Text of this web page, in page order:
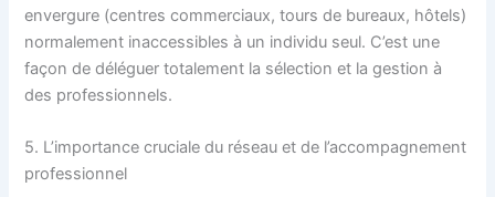
envergure (centres commerciaux, tours de bureaux, hôtels)
normalement inaccessibles à un individu seul. C’est une
façon de déléguer totalement la sélection et la gestion à
des professionnels.
5. L’importance cruciale du réseau et de l’accompagnement
professionnel